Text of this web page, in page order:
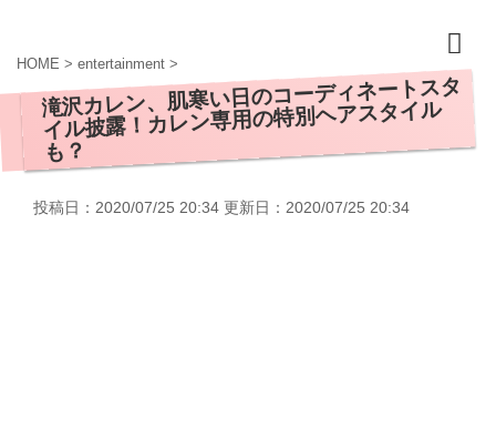
HOME > entertainment >
滝沢カレン、肌寒い日のコーディネートスタ
イル披露！カレン専用の特別ヘアスタイル
も？
投稿日：2020/07/25 20:34 更新日： 2020/07/25 20:34